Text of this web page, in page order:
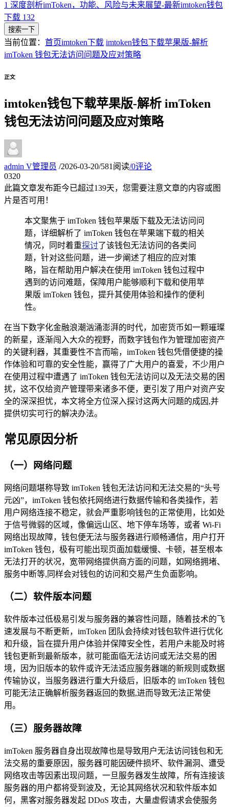
1 深度剖析imToken，功能、风险与未来展望-最新imtoken钱包
下载 132
搜索一下
当前位置： 首页imtoken下载 imtoken钱包下载苹果版-解析
imToken 钱包无法访问问题及应对策略
正文
imtoken钱包下载苹果版-解析 imToken
钱包无法访问问题及应对策略
admin V管理员 /2026-03-20/581阅读/0评论
0320
此篇文章发布距今已超过139天，您需要注意文章的内容或图
片是否可用！
本文聚焦于 imToken 钱包苹果版下载及无法访问问
题，详细解析了 imToken 钱包在苹果端下载的相关
情况，同时着重探讨了该钱包无法访问的各类问
题，针对这些问题，进一步阐述了相应的应对策
略，旨在帮助用户解决在使用 imToken 钱包过程中
遇到的访问难题，保障用户能够顺利下载和使用苹
果版 imToken 钱包，提升其使用体验和操作的便利
性。
在当下数字化金融浪潮汹涌澎湃的时代，加密货币如一颗璀璨
的新星，逐渐闯入大众的视野，而数字钱包作为管理加密资产
的关键利器，其重要性不言而喻，imToken 钱包凭借便捷的操
作体验和可靠的安全性能，赢得了广大用户的喜爱，不少用户
在使用过程中遭遇了 imToken 钱包无法访问以及无法交易的困
扰，这不仅给资产管理带来诸多不便，更引发了用户对资产安
全的深深担忧，本文将全方位深入探讨这两大问题的成因,并
提供切实可行的解决办法。
常见原因分析
（一）网络问题
网络问题堪称导致 imToken 钱包无法访问和无法交易的“头号
元凶”，imToken 钱包依托网络进行数据传输和各类操作，若
用户网络连接不稳定，就会严重影响钱包的正常使用，比如处
于信号微弱的区域，像偏远山区、地下停车场等，或者 Wi-Fi
网络出现故障，钱包便无法与服务器进行顺畅通信，用户打开
imToken 钱包，极有可能出现页面加载缓慢、卡顿，甚至根本
无法打开的状况，宽带网络提供商方面的问题，如网络拥堵、
服务中断等,同样会对钱包的访问和交易产生负面影响。
（二）软件版本问题
软件版本过低极易引发与服务器的兼容性问题，随着技术的飞
速发展与不断更新，imToken 团队会持续对钱包软件进行优化
和升级，旨在提升用户体验并保障安全性，若用户未能及时将
钱包更新到最新版本，就可能面临无法访问或无法交易的困
境，因为旧版本的软件或许无法适应服务器端的新规则或数据
传输协议，当服务器进行重大升级后，旧版本的 imToken 钱包
可能无法正确解析服务器返回的数据,进而导致无法正常使
用。
（三）服务器故障
imToken 服务器自身出现故障也是导致用户无法访问钱包和无
法交易的重要原因，服务器可能因硬件损坏、软件漏洞、遭受
网络攻击等因素出现问题，一旦服务器发生故障，所有连接该
服务器的用户都将受到波及，无论其网络状况和软件版本如
何，黑客对服务器发起 DDoS 攻击，大量虚假请求会使服务